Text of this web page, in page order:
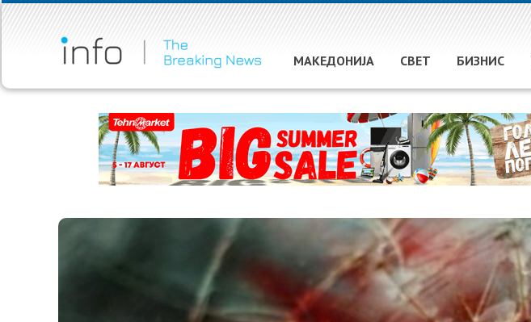
МАКЕДОНИЈА СВЕТ БИЗНИС